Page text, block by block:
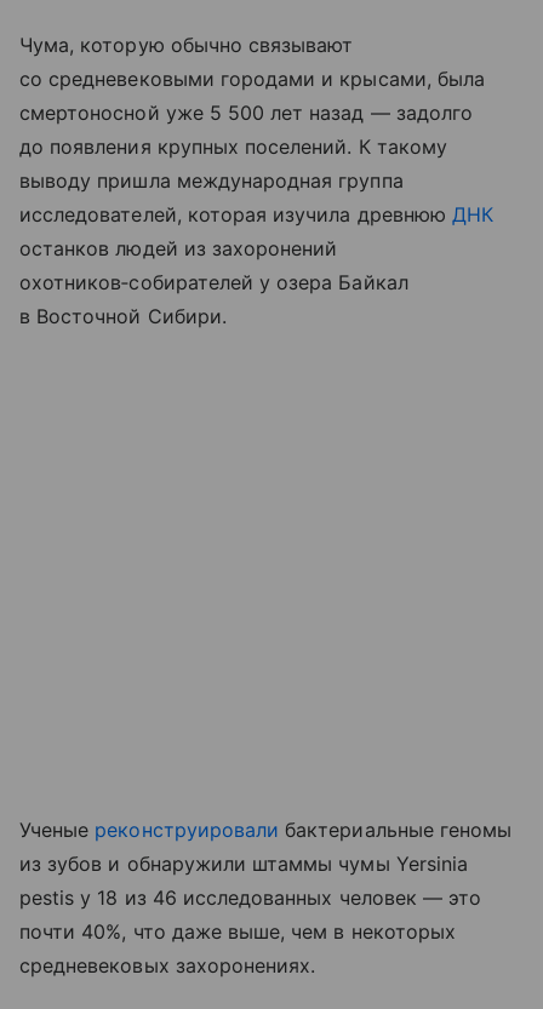
Чума, которую обычно связывают
со средневековыми городами и крысами, была
смертоносной уже 5 500 лет назад — задолго
до появления крупных поселений. К такому
выводу пришла международная группа
исследователей, которая изучила древнюю ДНК
останков людей из захоронений
охотников‑собирателей у озера Байкал
в Восточной Сибири.
Ученые реконструировали бактериальные геномы
из зубов и обнаружили штаммы чумы Yersinia
pestis у 18 из 46 исследованных человек — это
почти 40%, что даже выше, чем в некоторых
средневековых захоронениях.